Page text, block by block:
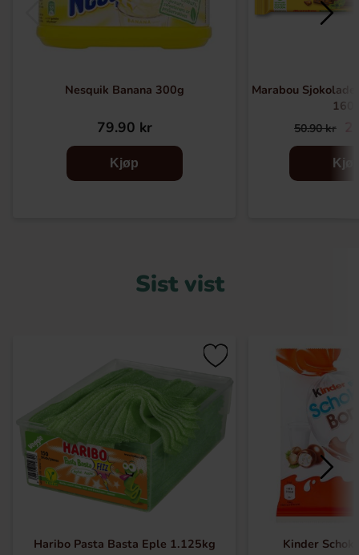
Nesquik Banana 300g
79.90 kr
Kjøp
Marabou
50.90 kr
Sist vist
Haribo Pasta Basta Eple 1.125kg Kinder